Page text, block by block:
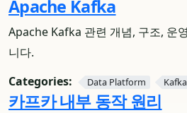
Apache Kafka
Apache Kafka 관련 개념, 구조, 운
니다.
Categories:
Data Platform Kafka
카프카 내부 동작 원리